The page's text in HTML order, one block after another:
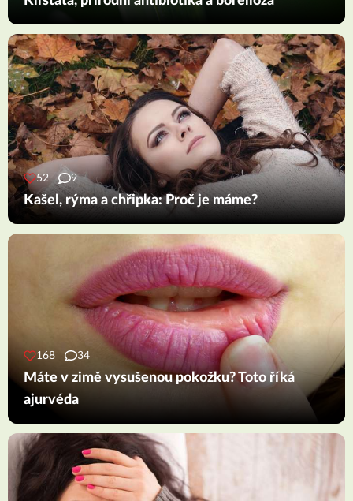
52 9
Kašel, rýma a chřipka: Proč je máme?
168 34
Máte v zimě vysušenou pokožku? Toto říká
ajurvéda